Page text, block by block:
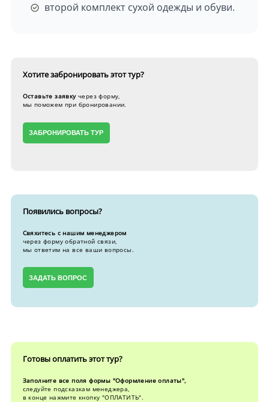
второй комплект сухой одежды и обуви.
Хотите забронироватьэтот тур?
Оставьте заявкучерез форму,
мы поможем при бронировании.
ЗАБРОНИРОВАТЬ ТУР
Появились вопросы?
Свяхитесь с нашим менеджером
через форму обратной связи,
мы ответим на все ваши вопросы.
ЗАДАТЬ ВОПРОС
Готовы оплатить этот тур?
Заполните все поля формы "Оформление оплаты",
следуйте подсказкам менеджера,
в конце нажмите кнопку "ОПЛАТИТЬ".